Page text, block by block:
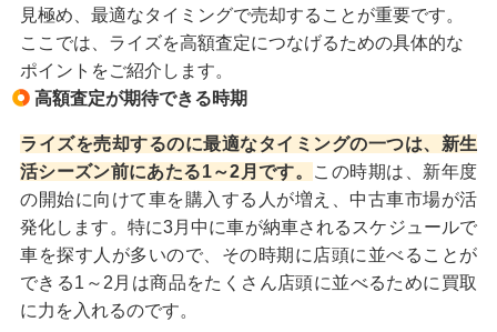
抜きます。「バレなければラッキー」と隠していると査
定士は「他にも隠し事があるかもしれない」と警戒し、
渋めの査定になることもあります。
トリムなどのシミや汚れは査定時のマイナスポイントに
なります。また、この先製造から10年以上経ってくる
と、内装の樹脂部分が経年劣化で割れたりすることもあ
ります。これらは気付いた段階で修理するのがベストで
すが、査定までそのままにしていたのであれば、マイナ
ス査定にはなりますがそのまま査定を依頼したほうがい
いでしょう。
見極め、最適なタイミングで売却することが重要です。
ここでは、ライズを高額査定につなげるための具体的な
ポイントをご紹介します。
高額査定が期待できる時期
ライズを売却するのに最適なタイミングの一つは、新生
活シーズン前にあたる1～2月です。
この時期は、新年度
の開始に向けて車を購入する人が増え、中古車市場が活
発化します。特に3月中に車が納車されるスケジュールで
車を探す人が多いので、その時期に店頭に並べることが
できる1～2月は商品をたくさん店頭に並べるために買取
に力を入れるのです。